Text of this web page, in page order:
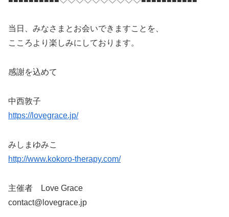
当日、みなさまとお会いできますことを、
こころより楽しみにしております。
感謝を込めて
中西敦子
https://lovegrace.jp/
みしまゆみこ
http://www.kokoro-therapy.com/
主催者 Love Grace
contact@lovegrace.jp